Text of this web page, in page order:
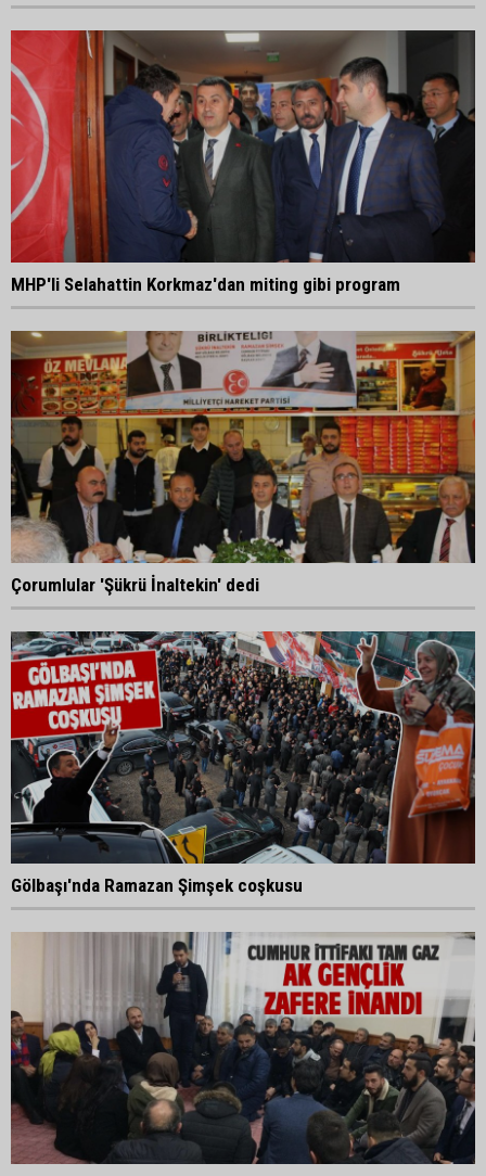
MHP'li Selahattin Korkmaz'dan miting gibi program
Çorumlular 'Şükrü İnaltekin' dedi
Gölbaşı'nda Ramazan Şimşek coşkusu